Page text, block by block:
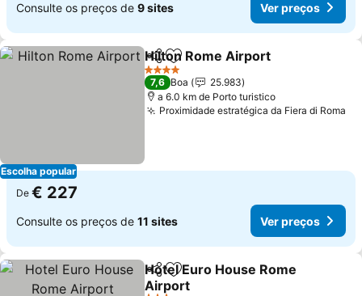
Consulte os preços de 9 sites Ver preços
Escolha popular
PartilharAdicionar aos favoritos
Hilton Rome Airport
4 Estrelas
7,6 Boa
25.983
a 6.0 km de Porto turistico
Proximidade estratégica da Fiera di Roma
De € 227
Consulte os preços de 11 sites Ver preços
PartilharAdicionar aos favoritos
Hotel Euro House Rome
Airport